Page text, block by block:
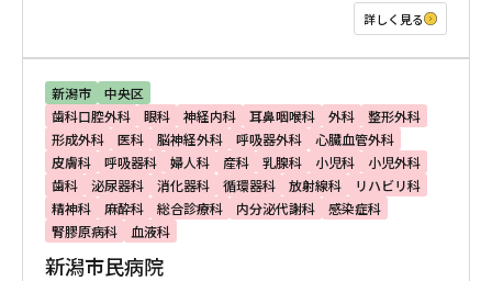
詳しく見る
新潟市
中央区
歯科口腔外科
眼科 神経内科 耳鼻咽喉科 外科
整形外科
形成外科
医科 脳神経外科 呼吸器外科
心臓血管外科
皮膚科
呼吸器科 婦人科 産科 乳腺科 小児科
小児外科
歯科
泌尿器科 消化器科 循環器科 放射線科
リハビリ科
精神科
麻酔科 総合診療科 内分泌代謝科
感染症科
腎膠原病科
血液科
新潟市民病院